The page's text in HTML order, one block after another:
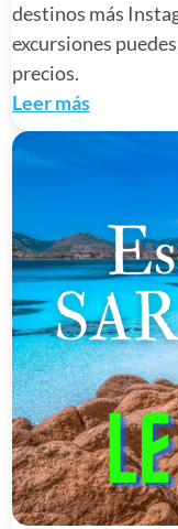
destinos más
excursiones
precios.
Leer más